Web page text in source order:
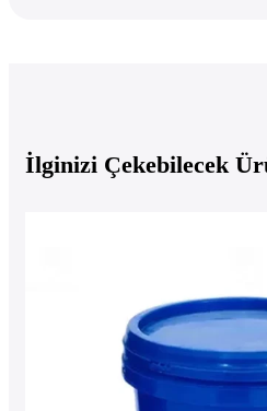
İlginizi Çekebilecek